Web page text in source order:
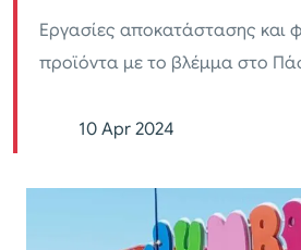
Εργασίες αποκατάστασης και
προϊόντα με το βλέμμα στο
10 Apr 2024